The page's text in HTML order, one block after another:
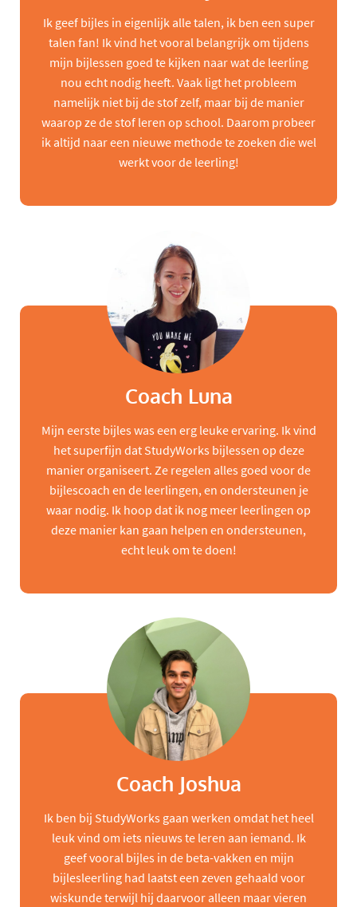
Ik geef bijles in eigenlijk alle talen, ik ben een super
talen fan! Ik vind het vooral belangrijk om tijdens
mijn bijlessen goed te kijken naar wat de leerling
nou echt nodig heeft. Vaak ligt het probleem
namelijk niet bij de stof zelf, maar bij de manier
waarop ze de stof leren op school. Daarom probeer
ik altijd naar een nieuwe methode te zoeken die wel
werkt voor de leerling!
Coach Luna
Mijn eerste bijles was een erg leuke ervaring. Ik vind
het superfijn dat StudyWorks bijlessen op deze
manier organiseert. Ze regelen alles goed voor de
bijlescoach en de leerlingen, en ondersteunen je
waar nodig. Ik hoop dat ik nog meer leerlingen op
deze manier kan gaan helpen en ondersteunen,
echt leuk om te doen!
Coach Joshua
Ik ben bij StudyWorks gaan werken omdat het heel
leuk vind om iets nieuws te leren aan iemand. Ik
geef vooral bijles in de beta-vakken en mijn
bijlesleerling had laatst een zeven gehaald voor
wiskunde terwijl hij daarvoor alleen maar vieren